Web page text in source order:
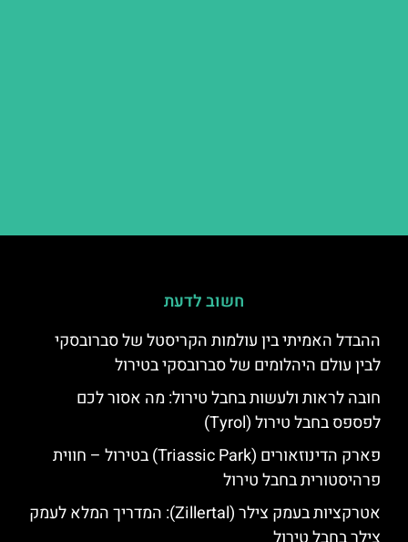
חשוב לדעת
ההבדל האמיתי בין עולמות הקריסטל של סברובסקי
לבין עולם היהלומים של סברובסקי בטירול
חובה לראות ולעשות בחבל טירול: מה אסור לכם
לפספס בחבל טירול (Tyrol)
פארק הדינוזאורים (Triassic Park) בטירול – חווית
פרהיסטורית בחבל טירול
אטרקציות בעמק צילר (Zillertal): המדריך המלא לעמק